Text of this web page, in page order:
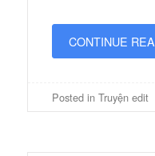
CONTINUE
Posted in Truyện edit